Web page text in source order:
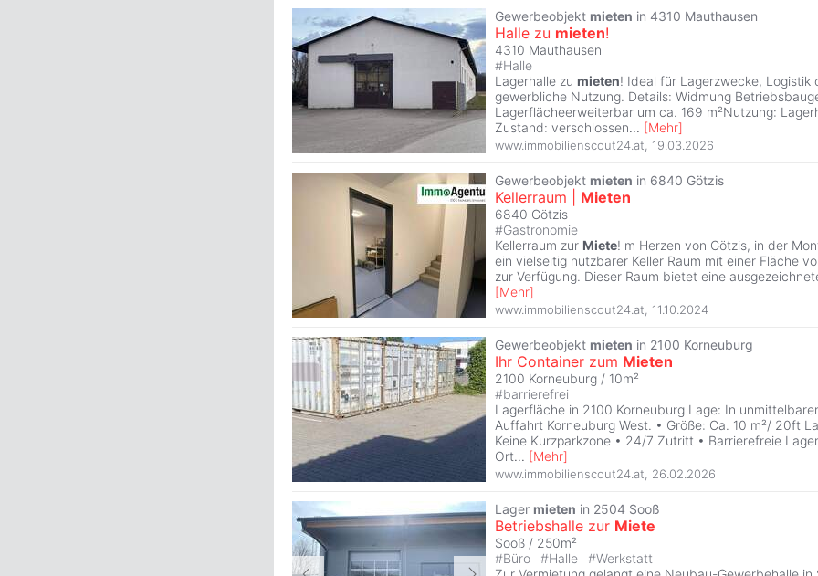
Gewerbeobjekt mieten in 4310 Mauthausen
Halle zu mieten!
4310 Mauthausen
#Halle
Lagerhalle zu mieten! Ideal für Lagerzwecke, Logistik
gewerbliche Nutzung. Details: Widmung
Lagerflächeerweiterbar um ca. 169 m²Nutzung:
Zustand: verschlossen... [Mehr]
www.immobilienscout24.at 19.03.2026
Gewerbeobjekt mieten in 6840 Götzis
Kellerraum | Mieten
6840 Götzis
#Gastronomie
Kellerraum zur Miete! m Herzen von Götzis, in der
ein vielseitig nutzbarer Keller Raum mit einer Fläche
zur Verfügung. Dieser Raum bietet eine
[Mehr]
www.immobilienscout24.at 11.10.2024
Gewerbeobjekt mieten in 2100 Korneuburg
Ihr Container zum Mieten
2100 Korneuburg / 10m²
#barrierefrei
Lagerfläche in 2100 Korneuburg Lage: In
Auffahrt Korneuburg West. • Größe: Ca. 10 m²/ 20ft
Keine Kurzparkzone • 24/7 Zutritt • Barrierefreie
Ort... [Mehr]
www.immobilienscout24.at 26.02.2026
Lager mieten in 2504 Sooß
Betriebshalle zur Miete
Sooß / 250m²
#Büro #Halle #Werkstatt